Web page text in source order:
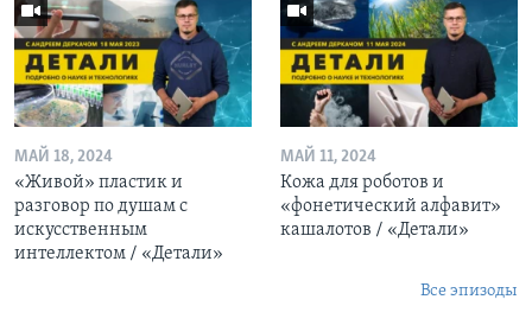
МАЙ 18, 2024
«Живой» пластик и
разговор по душам с
искусственным
интеллектом / «Детали»
МАЙ 11, 2024
Кожа для роботов и
«фонетический алфавит»
кашалотов / «Детали»
Все эпизоды